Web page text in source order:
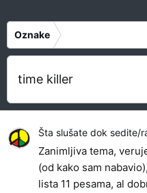
Oznake
time killer
Šta slušate dok sedite/
Zanimljiva tema,
(od kako sam
lista 11 pesama, al